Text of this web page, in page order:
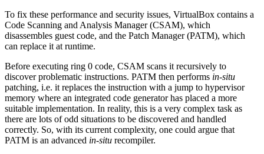
To fix these performance and security issues, VirtualBox contains a
Code Scanning and Analysis Manager (CSAM), which
disassembles guest code, and the Patch Manager (PATM), which
can replace it at runtime.
Before executing ring 0 code, CSAM scans it recursively to
discover problematic instructions. PATM then performs in-situ
patching, i.e. it replaces the instruction with a jump to hypervisor
memory where an integrated code generator has placed a more
suitable implementation. In reality, this is a very complex task as
there are lots of odd situations to be discovered and handled
correctly. So, with its current complexity, one could argue that
PATM is an advanced in-situ recompiler.